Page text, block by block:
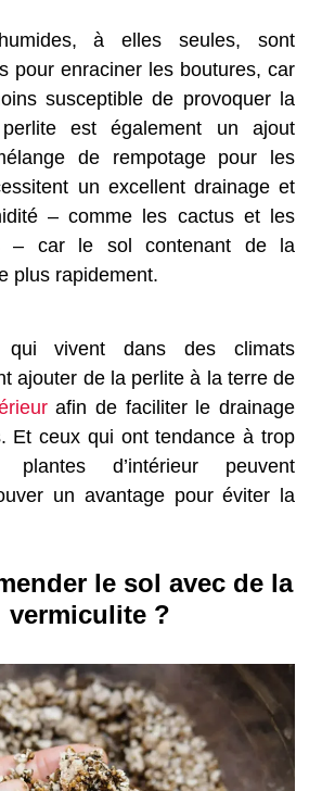
à elles seules, sont
pour enraciner les boutures, car
susceptible de provoquer la
est également un ajout
de rempotage pour les
un excellent drainage et
– comme les cactus et les
– car le sol contenant de la
plus rapidement.
qui vivent dans des climats
ajouter de la perlite à la terre de
afin de faciliter le drainage
Et ceux qui ont tendance à trop
d’intérieur peuvent
un avantage pour éviter la
le sol avec de la
vermiculite ?